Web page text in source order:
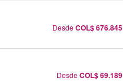
DesdeCOL$ 676.845
DesdeCOL$ 69.189